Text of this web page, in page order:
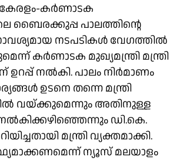
കര്‍ണാടക
ബൈരക്കുപ്പ പാലത്തിന്റെ
നടപടികൾ വേഗത്തിൽ
കർണാടക മുഖ്യമന്ത്രി മന്ത്രി
ഉറപ്പ്‌ നൽകി. പാലം നിർമാണം
ഉടനെ തന്നെ മന്ത്രി
വയ്ക്കുമെന്നും അതിനുള്ള
ഡി.കെ.
മന്ത്രി വ്യക്തമാക്കി.
ന്യൂസ് മലയാളം